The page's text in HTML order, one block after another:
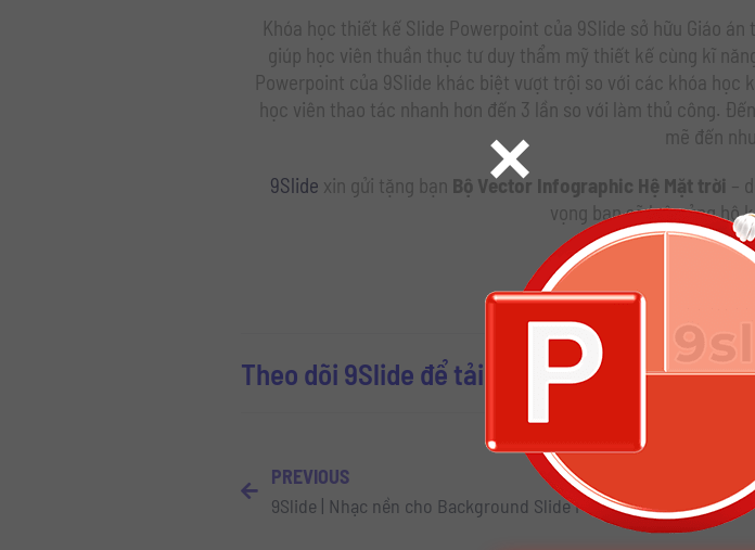
Khóa học thiết kế Slide Powerpoint của 9Slide sở hữu Giáo
giúp học viên thuần thục tư duy thẩm mỹ thiết kế cùng kĩ
Powerpoint của 9Slide khác biệt vượt trội so với các khóa học
học viên thao tác nhanh hơn đến 3 lần so với làm thủ công.
mẽ đến
9Slide xin gửi tặng bạn Bộ Vector Infographic Hệ Mặt trời –
vọng bạn sẽ luôn ủng hộ
Download
Theo dõi 9Slide để tải thêm nhiều Slide
PREVIOUS
9Slide | Nhạc nền cho Background Slide Powerpoint
×